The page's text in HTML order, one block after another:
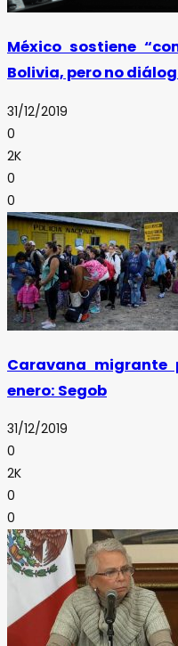
México sostiene
Bolivia, pero no
31/12/2019
0
2K
0
0
Caravana migrante
enero: Segob
31/12/2019
0
2K
0
0